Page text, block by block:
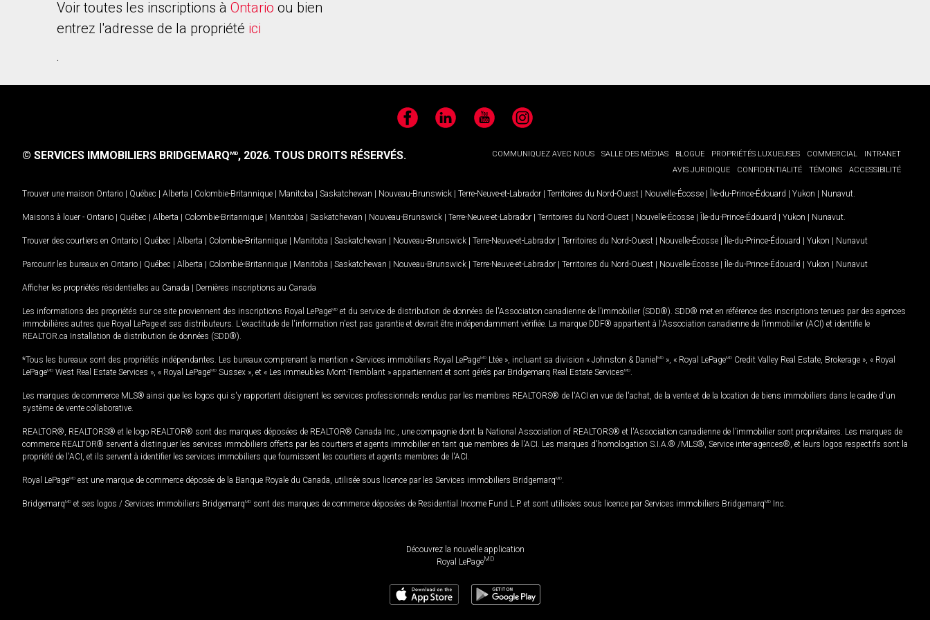
Voir toutes les inscriptions à Ontario ou bien
entrez l'adresse de la propriété ici
.
FacebookLinkedIn YouTubeInstagram
COMMUNIQUEZ AVEC NOUS SALLE DES MÉDIAS BLOGUE PROPRIÉTÉS LUXUEUSES COMMERCIAL
INTRANET
AVIS JURIDIQUE
CONFIDENTIALITÉ TÉMOINS ACCESSIBILITÉ
© SERVICES IMMOBILIERS BRIDGEMARQMD, 2026. TOUS DROITS RÉSERVÉS.
Trouver une maison Ontario | Québec | Alberta | Colombie-Britannique | Manitoba | Saskatchewan | Nouveau-Brunswick | Terre-Neuve-et-Labrador | Territoires du Nord-Ouest | Nouvelle-Écosse | Île-du-Prince-Édouard | Yukon | Nunavut
Maisons à louer - Ontario | Québec | Alberta | Colombie-Britannique | Manitoba | Saskatchewan | Nouveau-Brunswick | Terre-Neuve-et-Labrador | Territoires du Nord-Ouest | Nouvelle-Écosse | Île-du-Prince-Édouard | Yukon | Nunavut
Trouver des courtiers en Ontario | Québec | Alberta | Colombie-Britannique | Manitoba | Saskatchewan | Nouveau-Brunswick | Terre-Neuve-et-Labrador | Territoires du Nord-Ouest | Nouvelle-Écosse | Île-du-Prince-Édouard | Yukon | Nunavut
Parcourir les bureaux en Ontario | Québec | Alberta | Colombie-Britannique | Manitoba | Saskatchewan | Nouveau-Brunswick | Terre-Neuve-et-Labrador | Territoires du Nord-Ouest | Nouvelle-Écosse | Île-du-Prince-Édouard | Yukon | Nunavut
Afficher les propriétés résidentielles au Canada | Dernières inscriptions au Canada
Les informations des propriétés sur ce site proviennent des inscriptions Royal LePageMD et du service de distribution de données de l'Association canadienne de l’immobilier (SDD®). SDD® met en référence des inscriptions tenues par des agences
immobilières autres que Royal LePage et ses distributeurs. L'exactitude de l'information n'est pas garantie et devrait être indépendamment vérifiée. La marque DDF® appartient à l'Association canadienne de l’immobilier (ACI) et identifie le
REALTOR.ca Installation de distribution de données (SDD®).
*Tous les bureaux sont des propriétés indépendantes. Les bureaux comprenant la mention « Services immobiliers Royal LePageMD Ltée », incluant sa division « Johnston & Daniel MD », « Royal LePageMD Credit Valley Real Estate, Brokerage », « Royal
LePageMD West Real Estate Services », « Royal LePageMD Sussex », et « Les immeubles Mont-Tremblant » appartiennent et sont gérés par Bridgemarq Real Estate ServicesMD
Les marques de commerce MLS® ainsi que les logos qui s'y rapportent désignent les services professionnels rendus par les membres REALTORS® de l'ACI en vue de l'achat, de la vente et de la location de biens immobiliers dans le cadre d'un
système de vente collaborative.
REALTOR®, REALTORS® et le logo REALTOR® sont des marques déposées de REALTOR® Canada Inc., une compagnie dont la National Association of REALTORS® et l'Association canadienne de l’immobilier sont propriétaires. Les marques de
commerce REALTOR® servent à distinguer les services immobiliers offerts par les courtiers et agents immobilier en tant que membres de l'ACI. Les marques d'homologation S.I.A.® /MLS®, Service inter-agences®, et leurs logos respectifs sont la
propriété de l'ACI, et ils servent à identifier les services immobiliers que fournissent les courtiers et agents membres de l'ACI.
Royal LePageMD est une marque de commerce déposée de la Banque Royale du Canada, utilisée sous licence par les Services immobiliers BridgemarqMD
BridgemarqMD et ses logos / Services immobiliers BridgemarqMD sont des marques de commerce déposées de Residential Income Fund L.P. et sont utilisées sous licence par Services immobiliers BridgemarqMD Inc.
Découvrez la nouvelle application
Royal LePageMD